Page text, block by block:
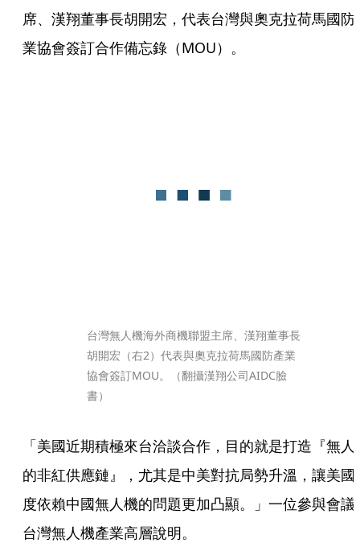
席、漢翔董事長胡開宏，代表台灣與奧克拉荷馬國防
業協會簽訂合作備忘錄（MOU）。
台灣無人機海外商機聯盟主席、漢翔董事長
胡開宏（右2）代表與奧克拉荷馬國防產業
協會簽訂MOU。（翻攝漢翔公司AIDC臉
書）
「美國近期積極來台洽談合作，目的就是打造『無人
的非紅供應鏈』，尤其是中美對抗局勢升溫，讓美國
度依賴中國無人機的問題更加凸顯。」一位參與會議
台灣無人機產業高層說明。